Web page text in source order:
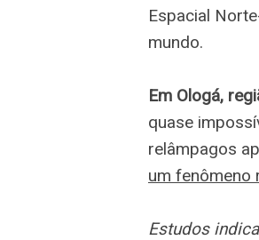
Espacial
mundo.
Em Ologá,
quase
relâmpagos
um fenômeno
Estudos